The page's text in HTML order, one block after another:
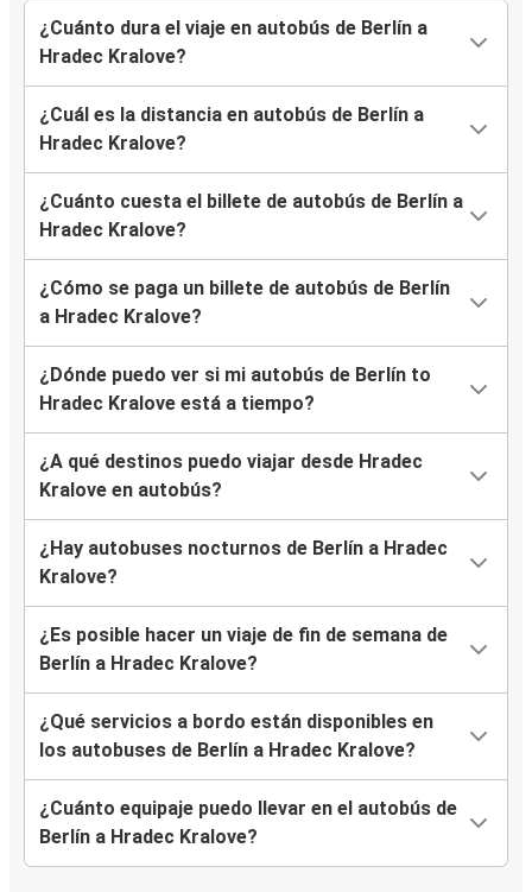
¿Cuánto dura el viaje en autobús de Berlín a
Hradec Kralove?
¿Cuál es la distancia en autobús de Berlín a
Hradec Kralove?
¿Cuánto cuesta el billete de autobús de Berlín a
Hradec Kralove?
¿Cómo se paga un billete de autobús de Berlín
a Hradec Kralove?
¿Dónde puedo ver si mi autobús de Berlín to
Hradec Kralove está a tiempo?
¿A qué destinos puedo viajar desde Hradec
Kralove en autobús?
¿Hay autobuses nocturnos de Berlín a Hradec
Kralove?
¿Es posible hacer un viaje de fin de semana de
Berlín a Hradec Kralove?
¿Qué servicios a bordo están disponibles en
los autobuses de Berlín a Hradec Kralove?
¿Cuánto equipaje puedo llevar en el autobús de
Berlín a Hradec Kralove?